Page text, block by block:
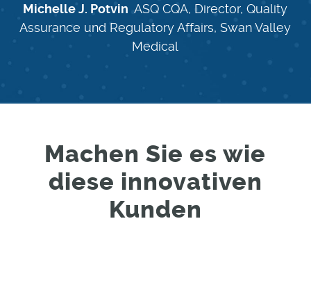
Michelle J. PotvinASQ CQA, Director, Quality
Assurance und Regulatory Affairs, Swan Valley
Medical
Machen Sie es wie
diese innovativen
Kunden